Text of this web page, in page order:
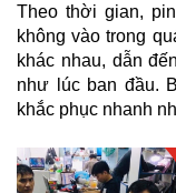
Theo thời gian,
không vào trong
khác nhau, dẫn
như lúc ban đầu.
khắc phục nhanh